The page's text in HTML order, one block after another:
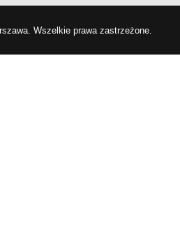
Wszelkie prawa zastrzeżone.